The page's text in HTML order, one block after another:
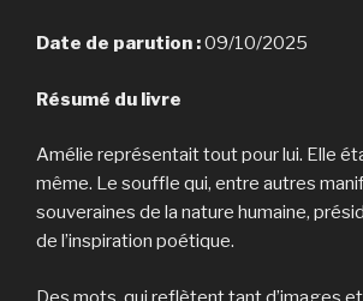
Date de parution :09/10/2025
Résumé du livre
Amélie représentait tout pour lui. Elle
même. Le souffle qui, entre autres
souveraines de la nature humaine,
de l’inspiration poétique.